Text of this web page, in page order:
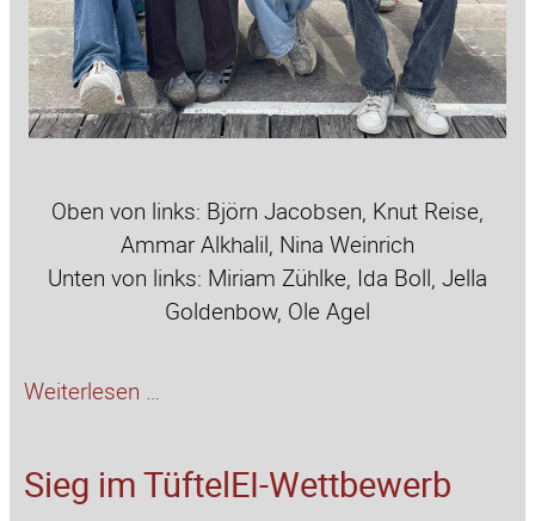
Oben von links: Björn Jacobsen, Knut Reise,
Ammar Alkhalil, Nina Weinrich
Unten von links: Miriam Zühlke, Ida Boll, Jella
Goldenbow, Ole Agel
Weiterlesen …
Sieg im TüftelEI-Wettbewerb